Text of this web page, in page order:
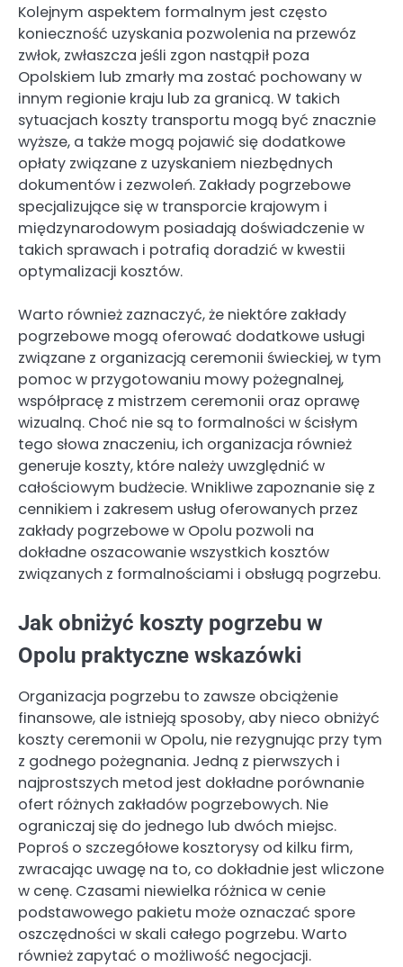
Kolejnym aspektem formalnym jest często
konieczność uzyskania pozwolenia na przewóz
zwłok, zwłaszcza jeśli zgon nastąpił poza
Opolskiem lub zmarły ma zostać pochowany w
innym regionie kraju lub za granicą. W takich
sytuacjach koszty transportu mogą być znacznie
wyższe, a także mogą pojawić się dodatkowe
opłaty związane z uzyskaniem niezbędnych
dokumentów i zezwoleń. Zakłady pogrzebowe
specjalizujące się w transporcie krajowym i
międzynarodowym posiadają doświadczenie w
takich sprawach i potrafią doradzić w kwestii
optymalizacji kosztów.
Warto również zaznaczyć, że niektóre zakłady
pogrzebowe mogą oferować dodatkowe usługi
związane z organizacją ceremonii świeckiej, w tym
pomoc w przygotowaniu mowy pożegnalnej,
współpracę z mistrzem ceremonii oraz oprawę
wizualną. Choć nie są to formalności w ścisłym
tego słowa znaczeniu, ich organizacja również
generuje koszty, które należy uwzględnić w
całościowym budżecie. Wnikliwe zapoznanie się z
cennikiem i zakresem usług oferowanych przez
zakłady pogrzebowe w Opolu pozwoli na
dokładne oszacowanie wszystkich kosztów
związanych z formalnościami i obsługą pogrzebu.
Jak obniżyć koszty pogrzebu w
Opolu praktyczne wskazówki
Organizacja pogrzebu to zawsze obciążenie
finansowe, ale istnieją sposoby, aby nieco obniżyć
koszty ceremonii w Opolu, nie rezygnując przy tym
z godnego pożegnania. Jedną z pierwszych i
najprostszych metod jest dokładne porównanie
ofert różnych zakładów pogrzebowych. Nie
ograniczaj się do jednego lub dwóch miejsc.
Poproś o szczegółowe kosztorysy od kilku firm,
zwracając uwagę na to, co dokładnie jest wliczone
w cenę. Czasami niewielka różnica w cenie
podstawowego pakietu może oznaczać spore
oszczędności w skali całego pogrzebu. Warto
również zapytać o możliwość negocjacji.